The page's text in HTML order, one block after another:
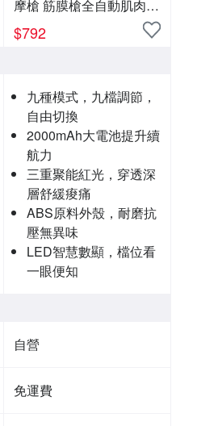
摩槍 筋膜槍全自動肌肉放
$792
九種模式，九檔調節，
自由切換
2000mAh大電池提升續
航力
三重聚能紅光，穿透深
層舒緩痠痛
ABS原料外殼，耐磨抗
壓無異味
LED智慧數顯，檔位看
一眼便知
自營
免運費